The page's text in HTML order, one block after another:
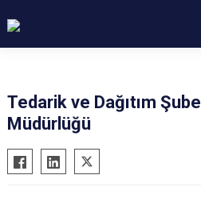
Tedarik ve Dağıtım Şube
Müdürlüğü